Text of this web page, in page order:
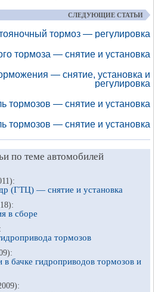
СЛЕДУЮЩИЕ СТАТЬИ
тормоз — регулировка
тормоза — снятие и установка
— снятие, установка и
регулировка
тормозов — снятие и установка
тормозов — снятие и установка
по теме автомобилей
(ГТЦ) — снятие и установка
в сборе
тормозов
бачке гидроприводов тормозов и